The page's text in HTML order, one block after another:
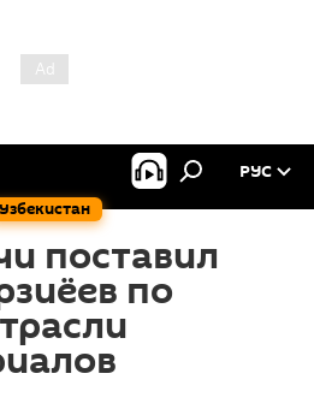
Узбекистан
РУС
поставил
по